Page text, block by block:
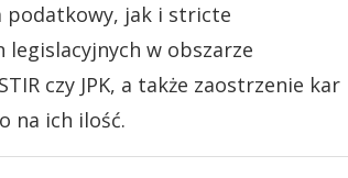
podatkowy, jak i stricte
w obszarze
czy JPK, a także zaostrzenie kar
na ich ilość.